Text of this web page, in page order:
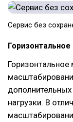
Сервис без
нагрузки. В